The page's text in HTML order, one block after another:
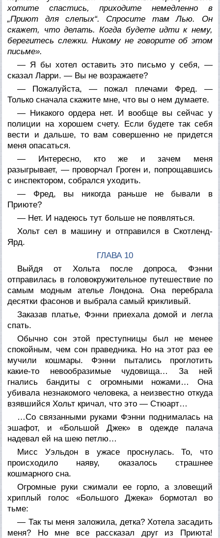
хотите спастись, приходите немедленно в
„Приют для слепых“. Спросите там Лью. Он
скажет, что делать. Когда будете идти к нему,
берегитесь слежки. Никому не говорите об этом
письме».
— Я бы хотел оставить это письмо у себя, —
сказал Ларри. — Вы не возражаете?
— Пожалуйста, — пожал плечами Фред. —
Только сначала скажите мне, что вы о нем думаете.
— Никакого ордера нет. И вообще вы сейчас у
полиции на хорошем счету. Если будете так себя
вести и дальше, то вам совершенно не придется
меня опасаться.
— Интересно, кто же и зачем меня
разыгрывает, — проворчал Гроген и, попрощавшись
с инспектором, собрался уходить.
— Фред, вы никогда раньше не бывали в
Приюте?
— Нет. И надеюсь тут больше не появляться.
Хольт сел в машину и отправился в Скотленд-
Ярд.
ГЛАВА 10
Выйдя от Хольта после допроса, Фэнни
отправилась в головокружительное путешествие по
самым модным ателье Лондона. Она перебрала
десятки фасонов и выбрала самый крикливый.
Заказав платье, Фэнни приехала домой и легла
спать.
Обычно сон этой преступницы был не менее
спокойным, чем сон праведника. Но на этот раз ее
мучили кошмары. Фэнни пытались проглотить
какие-то невообразимые чудовища… За ней
гнались бандиты с огромными ножами… Она
убивала незнакомого человека, а неизвестно откуда
взявшийся Хольт кричал, что это — Стюарт…
…Со связанными руками Фэнни поднималась на
эшафот, и «Большой Джек» в одежде палача
надевал ей на шею петлю…
Мисс Уэльдон в ужасе проснулась. То, что
происходило наяву, оказалось страшнее
кошмарного сна.
Огромные руки сжимали ее горло, а зловещий
хриплый голос «Большого Джека» бормотал во
тьме:
— Так ты меня заложила, детка? Хотела засадить
меня? Но мне все рассказал друг из Приюта!